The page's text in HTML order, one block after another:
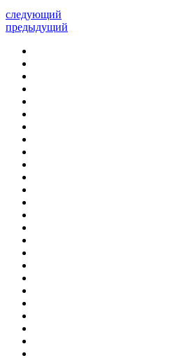
следующий
предыдущий